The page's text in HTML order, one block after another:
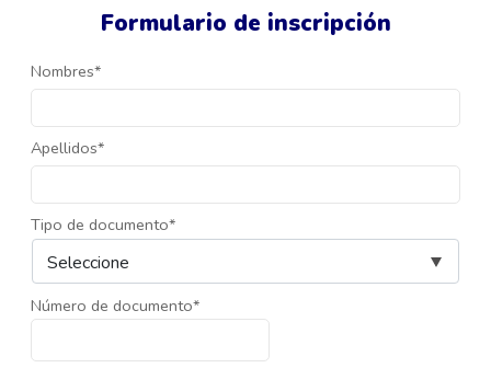
Formulario de inscripción
Nombres*
Apellidos*
Tipo de documento*
Número de documento*